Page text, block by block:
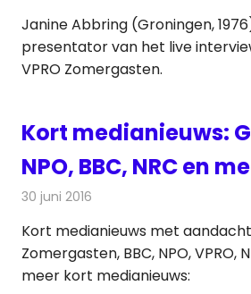
Janine Abbring (Groningen,
presentator van het live
VPRO Zomergasten.
Kort medianieuws:
NPO, BBC, NRC en
30 juni 2016
Kort medianieuws met
Zomergasten, BBC, NPO, VPRO,
meer kort medianieuws: